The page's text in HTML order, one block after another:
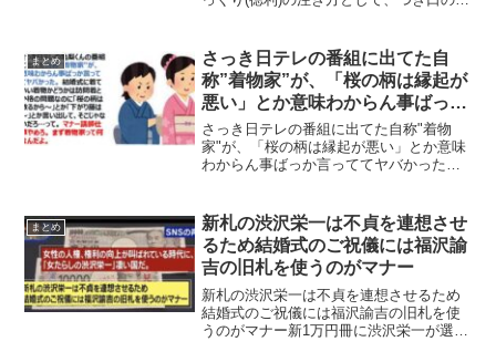
なっています。テレビで放送され炎上し
たとっくりの注ぎ方謎...
まとめ
さっき日テレの番組に出てた自
称”着物家”が、「桜の柄は縁起が
悪い」とか意味わからん事ばっか
言っててヤバかった
さっき日テレの番組に出てた自称"着物
家"が、「桜の柄は縁起が悪い」とか意味
わからん事ばっか言っててヤバかったさ
っててヤバかった。結婚式に着ていい着
物かどうかは訪問着と...
まとめ
新札の渋沢栄一は不貞を連想させ
るため結婚式のご祝儀には福沢諭
吉の旧札を使うのがマナー
新札の渋沢栄一は不貞を連想させるため
結婚式のご祝儀には福沢諭吉の旧札を使
うのがマナー新1万円冊に渋沢栄一が選ば